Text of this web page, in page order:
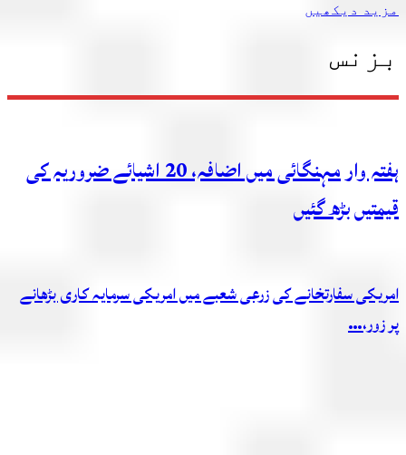
مزید دیکھیں
بزنس
ہفتہ وار مہنگائی میں اضافہ، 20 اشیائے ضروریہ کی
قیمتیں بڑھ گئیں
امریکی سفارتخانے کی زرعی شعبے میں امریکی سرمایہ کاری بڑھانے
پر زور،…